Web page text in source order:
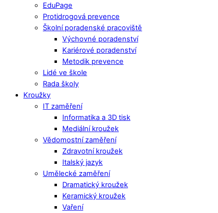
EduPage
Protidrogová prevence
Školní poradenské pracoviště
Výchovné poradenství
Kariérové poradenství
Metodik prevence
Lidé ve škole
Rada školy
Kroužky
IT zaměření
Informatika a 3D tisk
Mediální kroužek
Vědomostní zaměření
Zdravotní kroužek
Italský jazyk
Umělecké zaměření
Dramatický kroužek
Keramický kroužek
Vaření